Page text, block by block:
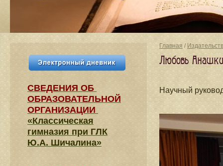
Главная /
Любовь
Научный
СВЕДЕНИЯ​ ОБ
ОБРАЗОВАТЕЛЬНОЙ
ОРГАНИЗАЦИИ
«Классическая
гимназия при ГЛК
Ю.А. Шичалина»